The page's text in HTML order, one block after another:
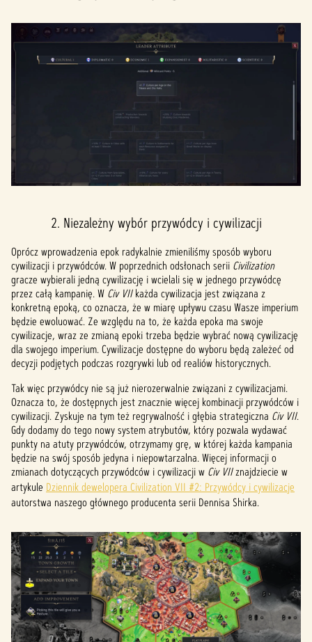
2. Niezależny wybór przywódcy i cywilizacji
Oprócz wprowadzenia epok radykalnie zmieniliśmy sposób wyboru
cywilizacji i przywódców. W poprzednich odsłonach serii Civilization
gracze wybierali jedną cywilizację i wcielali się w jednego przywódcę
przez całą kampanię. W Civ VIIkażda cywilizacja jest związana z
konkretną epoką, co oznacza, że w miarę upływu czasu Wasze imperium
będzie ewoluować. Ze względu na to, że każda epoka ma swoje
cywilizacje, wraz ze zmianą epoki trzeba będzie wybrać nową cywilizację
dla swojego imperium. Cywilizacje dostępne do wyboru będą zależeć od
decyzji podjętych podczas rozgrywki lub od realiów historycznych.
Tak więc przywódcy nie są już nierozerwalnie związani z cywilizacjami.
Oznacza to, że dostępnych jest znacznie więcej kombinacji przywódców i
cywilizacji. Zyskuje na tym też regrywalność i głębia strategiczna Civ VII.
Gdy dodamy do tego nowy system atrybutów, który pozwala wydawać
punkty na atuty przywódców, otrzymamy grę, w której każda kampania
będzie na swój sposób jedyna i niepowtarzalna. Więcej informacji o
zmianach dotyczących przywódców i cywilizacji w Civ VIIznajdziecie w
artykule Dziennik dewelopera Civilization VII #2: Przywódcy i cywilizacje
autorstwa naszego głównego producenta serii Dennisa Shirka.